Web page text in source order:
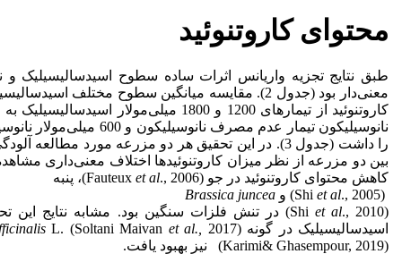
محتوای کاروتنوئید
طبق نتایج تجزیه واریانس اثرات ساده سطوح اسیدسالیسیلیک و
معنی‌دار بود (جدول 2). مقایسه میانگین سطوح مختلف
کاروتنوئید از تیمارهای 1200 و 1800
نانوسیلیکون تیمار عدم مصرف
را داشت (جدول 3). در این تحقیق هر دو مزرعه مورد
بین دو مزرعه از نظر میزان کاروتنوئیدها اختلاف معنی‌داری
کاهش محتوای کاروتنوئید در جو (Fauteux
et al., 2006)، پنبه
(Shi
et al., 2005) و Brassica juncea
(Shi
et al
., 2010) در تنش فلزات سنگین بود. مشابه نتایج
اسیدسالیسیلیک در گونه
L. (Soltani Maivan et al.,
2017)و گونه
(Karimi& Ghasempour, 2019) نیز بهبود یافت.